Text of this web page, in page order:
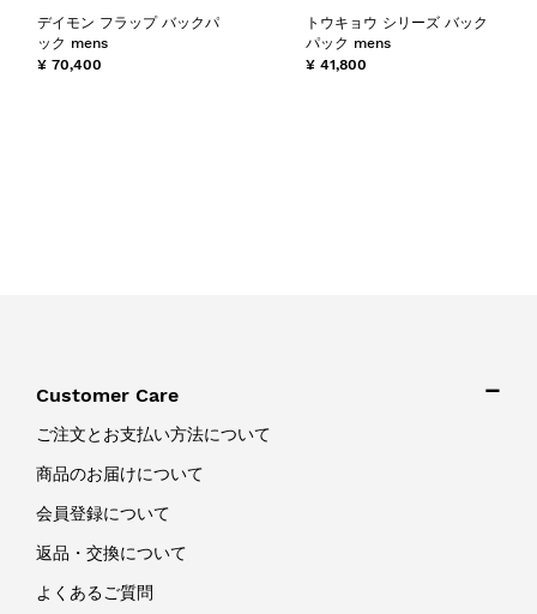
デイモン フラップ バックパ
ック mens
¥ 70,400
トウキョウ シリーズ バック
パック mens
¥ 41,800
Customer Care
ご注文とお支払い方法について
商品のお届けについて
会員登録について
返品・交換について
よくあるご質問